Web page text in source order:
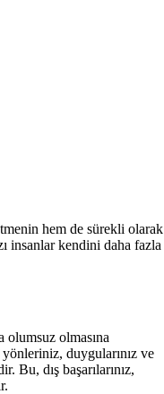
hem de sürekli olarak
insanlar kendini daha fazla
olmasına
duygularınız ve
Bu, dış başarılarınız,